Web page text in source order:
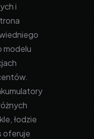
i
modelu
łodzie
oferuje